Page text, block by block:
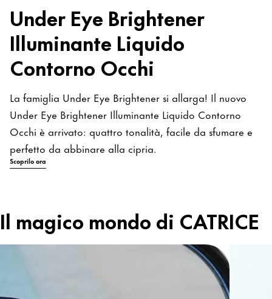
Under Eye Brightener
Illuminante Liquido
Contorno Occhi
La famiglia Under Eye Brightener si allarga! Il nuovo
Under Eye Brightener Illuminante Liquido Contorno
Occhi è arrivato: quattro tonalità, facile da sfumare e
perfetto da abbinare alla cipria.
Scoprilo ora
Il magico mondo di CATRICE